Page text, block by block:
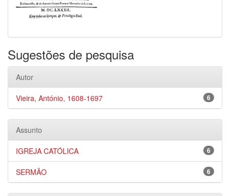
Sugestões de pesquisa
Autor
6
Vieira, António, 1608-1697
Assunto
6
IGREJA CATÓLICA
6
SERMÃO